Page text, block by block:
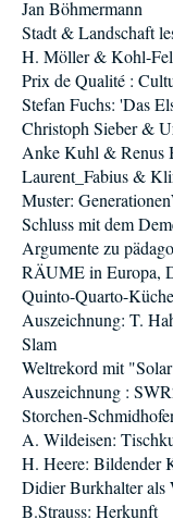
Jan Böhmermann
Stadt & Landschaft
H. Möller & Kohl-
Prix de Qualité :
Stefan Fuchs: 'Das
Christoph Sieber &
Anke Kuhl & Renus
Laurent_Fabius &
Muster:
Schluss mit dem
Argumente zu
RÄUME in Europa,
Quinto-Quarto-
Auszeichnung: T.
Slam
Weltrekord mit
Auszeichnung :
Storchen-
A. Wildeisen:
H. Heere: Bildender
Didier Burkhalter als
B.Strauss: Herkunft